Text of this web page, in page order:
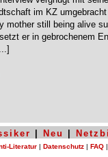
im KZ
mother still being alive
er in gebrochenem
Neu
Literatur | Datenschutz | FAQ